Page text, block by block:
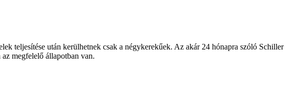
teljesítése után kerülhetnek csak a négykerekűek. Az akár 24 hónapra szóló Schiller
megfelelő állapotban van.